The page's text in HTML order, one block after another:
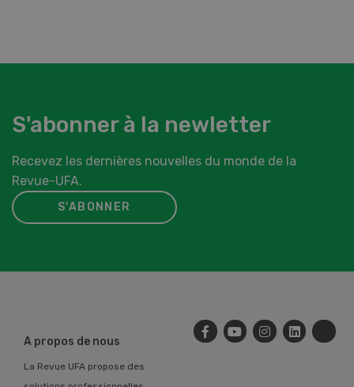
S'abonner à la newletter
Recevez les dernières nouvelles du monde de la
Revue-UFA.
S'ABONNER
A propos de nous
La Revue UFA propose des